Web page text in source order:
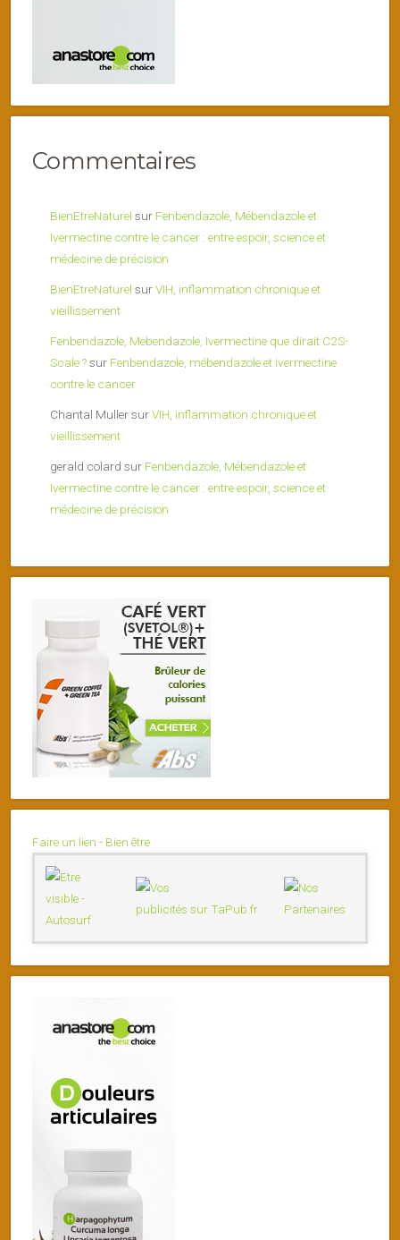
Commentaires
BienEtreNaturel sur Fenbendazole, Mébendazole et
Ivermectine contre le cancer : entre espoir, science et
médecine de précision
BienEtreNaturel surVIH, inflammation chronique et
vieillissement
Fenbendazole, Mebendazole, Ivermectine que dirait C2S-
Scale ?sur Fenbendazole, mébendazole et ivermectine
contre le cancer
Chantal MullersurVIH, inflammation chronique et
vieillissement
gerald colard sur Fenbendazole, Mébendazole et
Ivermectine contre le cancer : entre espoir, science et
médecine de précision
Faire un lien - Bien être